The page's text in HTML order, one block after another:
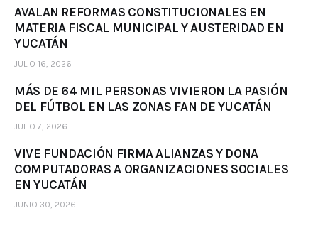
AVALAN REFORMAS CONSTITUCIONALES EN
MATERIA FISCAL MUNICIPAL Y AUSTERIDAD EN
YUCATÁN
JULIO 16, 2026
MÁS DE 64 MIL PERSONAS VIVIERON LA PASIÓN
DEL FÚTBOL EN LAS ZONAS FAN DE YUCATÁN
JULIO 7, 2026
VIVE FUNDACIÓN FIRMA ALIANZAS Y DONA
COMPUTADORAS A ORGANIZACIONES SOCIALES
EN YUCATÁN
JUNIO 30, 2026